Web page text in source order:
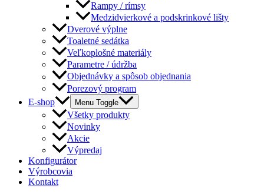
Rampy / rímsy
Medzidvierkové a podskrinkové lišty
Dverové výplne
Toaletné sedátka
Veľkoplošné materiály
Parametre / údržba
Objednávky a spôsob objednania
Porezový program
E-shop
Menu Toggle
Všetky produkty
Novinky
Akcie
Výpredaj
Konfigurátor
Výrobcovia
Kontakt